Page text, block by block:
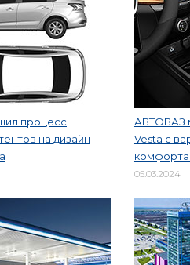
процесс
на дизайн
АВТОВАЗ
Vesta с
комфорта
05.03.2024